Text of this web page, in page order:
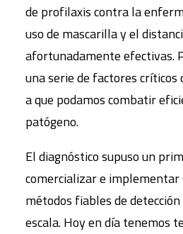
de profilaxis contra la
uso de mascarilla y el
afortunadamente efectivas.
una serie de factores críticos
a que podamos combatir
patógeno.
El diagnóstico supuso un
comercializar e
métodos fiables de
escala. Hoy en día tenemos